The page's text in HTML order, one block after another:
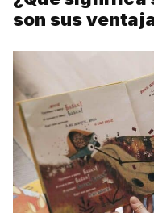
Barbie Castoldi 09/
Estudia Business
son sus